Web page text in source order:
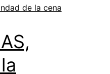
de la cena